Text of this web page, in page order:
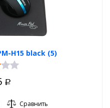
H15 black (5)
Р
Сравнить